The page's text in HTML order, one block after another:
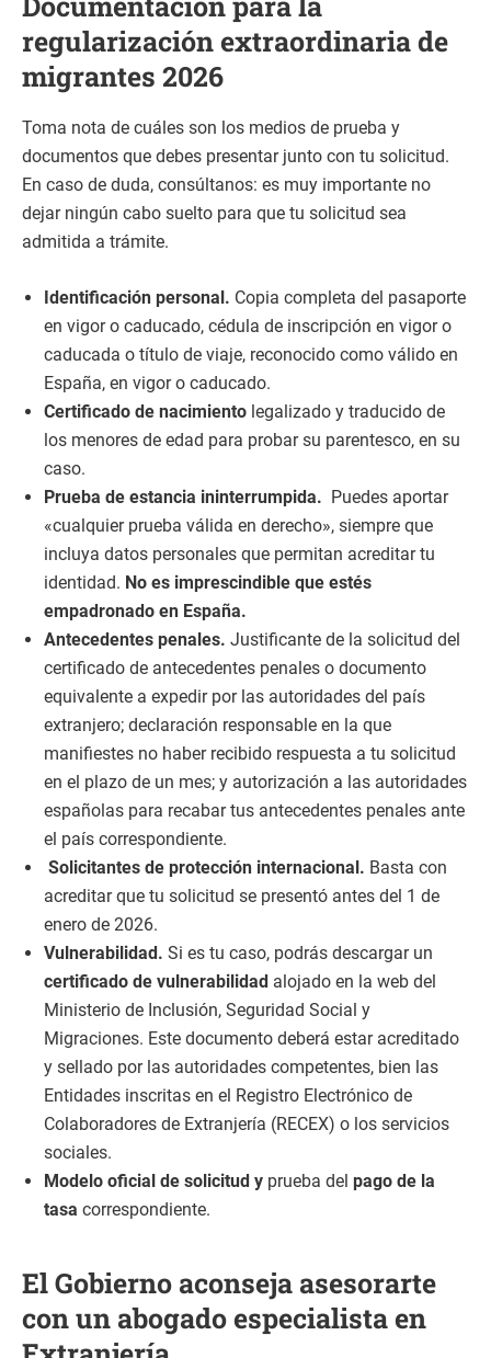
regularización extraordinaria de
migrantes 2026
Toma nota de cuáles son los medios de prueba y
documentos que debes presentar junto con tu solicitud.
En caso de duda, consúltanos: es muy importante no
dejar ningún cabo suelto para que tu solicitud sea
admitida a trámite.
Identificación personal. Copia completa del pasaporte
en vigor o caducado, cédula de inscripción en vigor o
caducada o título de viaje, reconocido como válido en
España, en vigor o caducado.
Certificado de nacimiento legalizado y traducido de
los menores de edad para probar su parentesco, en su
caso.
Prueba de estancia ininterrumpida. Puedes aportar
«cualquier prueba válida en derecho», siempre que
incluya datos personales que permitan acreditar tu
identidad. No es imprescindible que estés
empadronado en España.
Antecedentes penales. Justificante de la solicitud del
certificado de antecedentes penales o documento
equivalente a expedir por las autoridades del país
extranjero; declaración responsable en la que
manifiestes no haber recibido respuesta a tu solicitud
en el plazo de un mes; y autorización a las autoridades
españolas para recabar tus antecedentes penales ante
el país correspondiente.
Solicitantes de protección internacional. Basta con
acreditar que tu solicitud se presentó antes del 1 de
enero de 2026.
Vulnerabilidad. Si es tu caso, podrás descargar un
certificado de vulnerabilidad alojado en la web del
Ministerio de Inclusión, Seguridad Social y
Migraciones. Este documento deberá estar acreditado
y sellado por las autoridades competentes, bien las
Entidades inscritas en el Registro Electrónico de
Colaboradores de Extranjería (RECEX) o los servicios
sociales.
Modelo oficial de solicitud y prueba del pago de la
tasa correspondiente.
El Gobierno aconseja asesorarte
con un abogado especialista en